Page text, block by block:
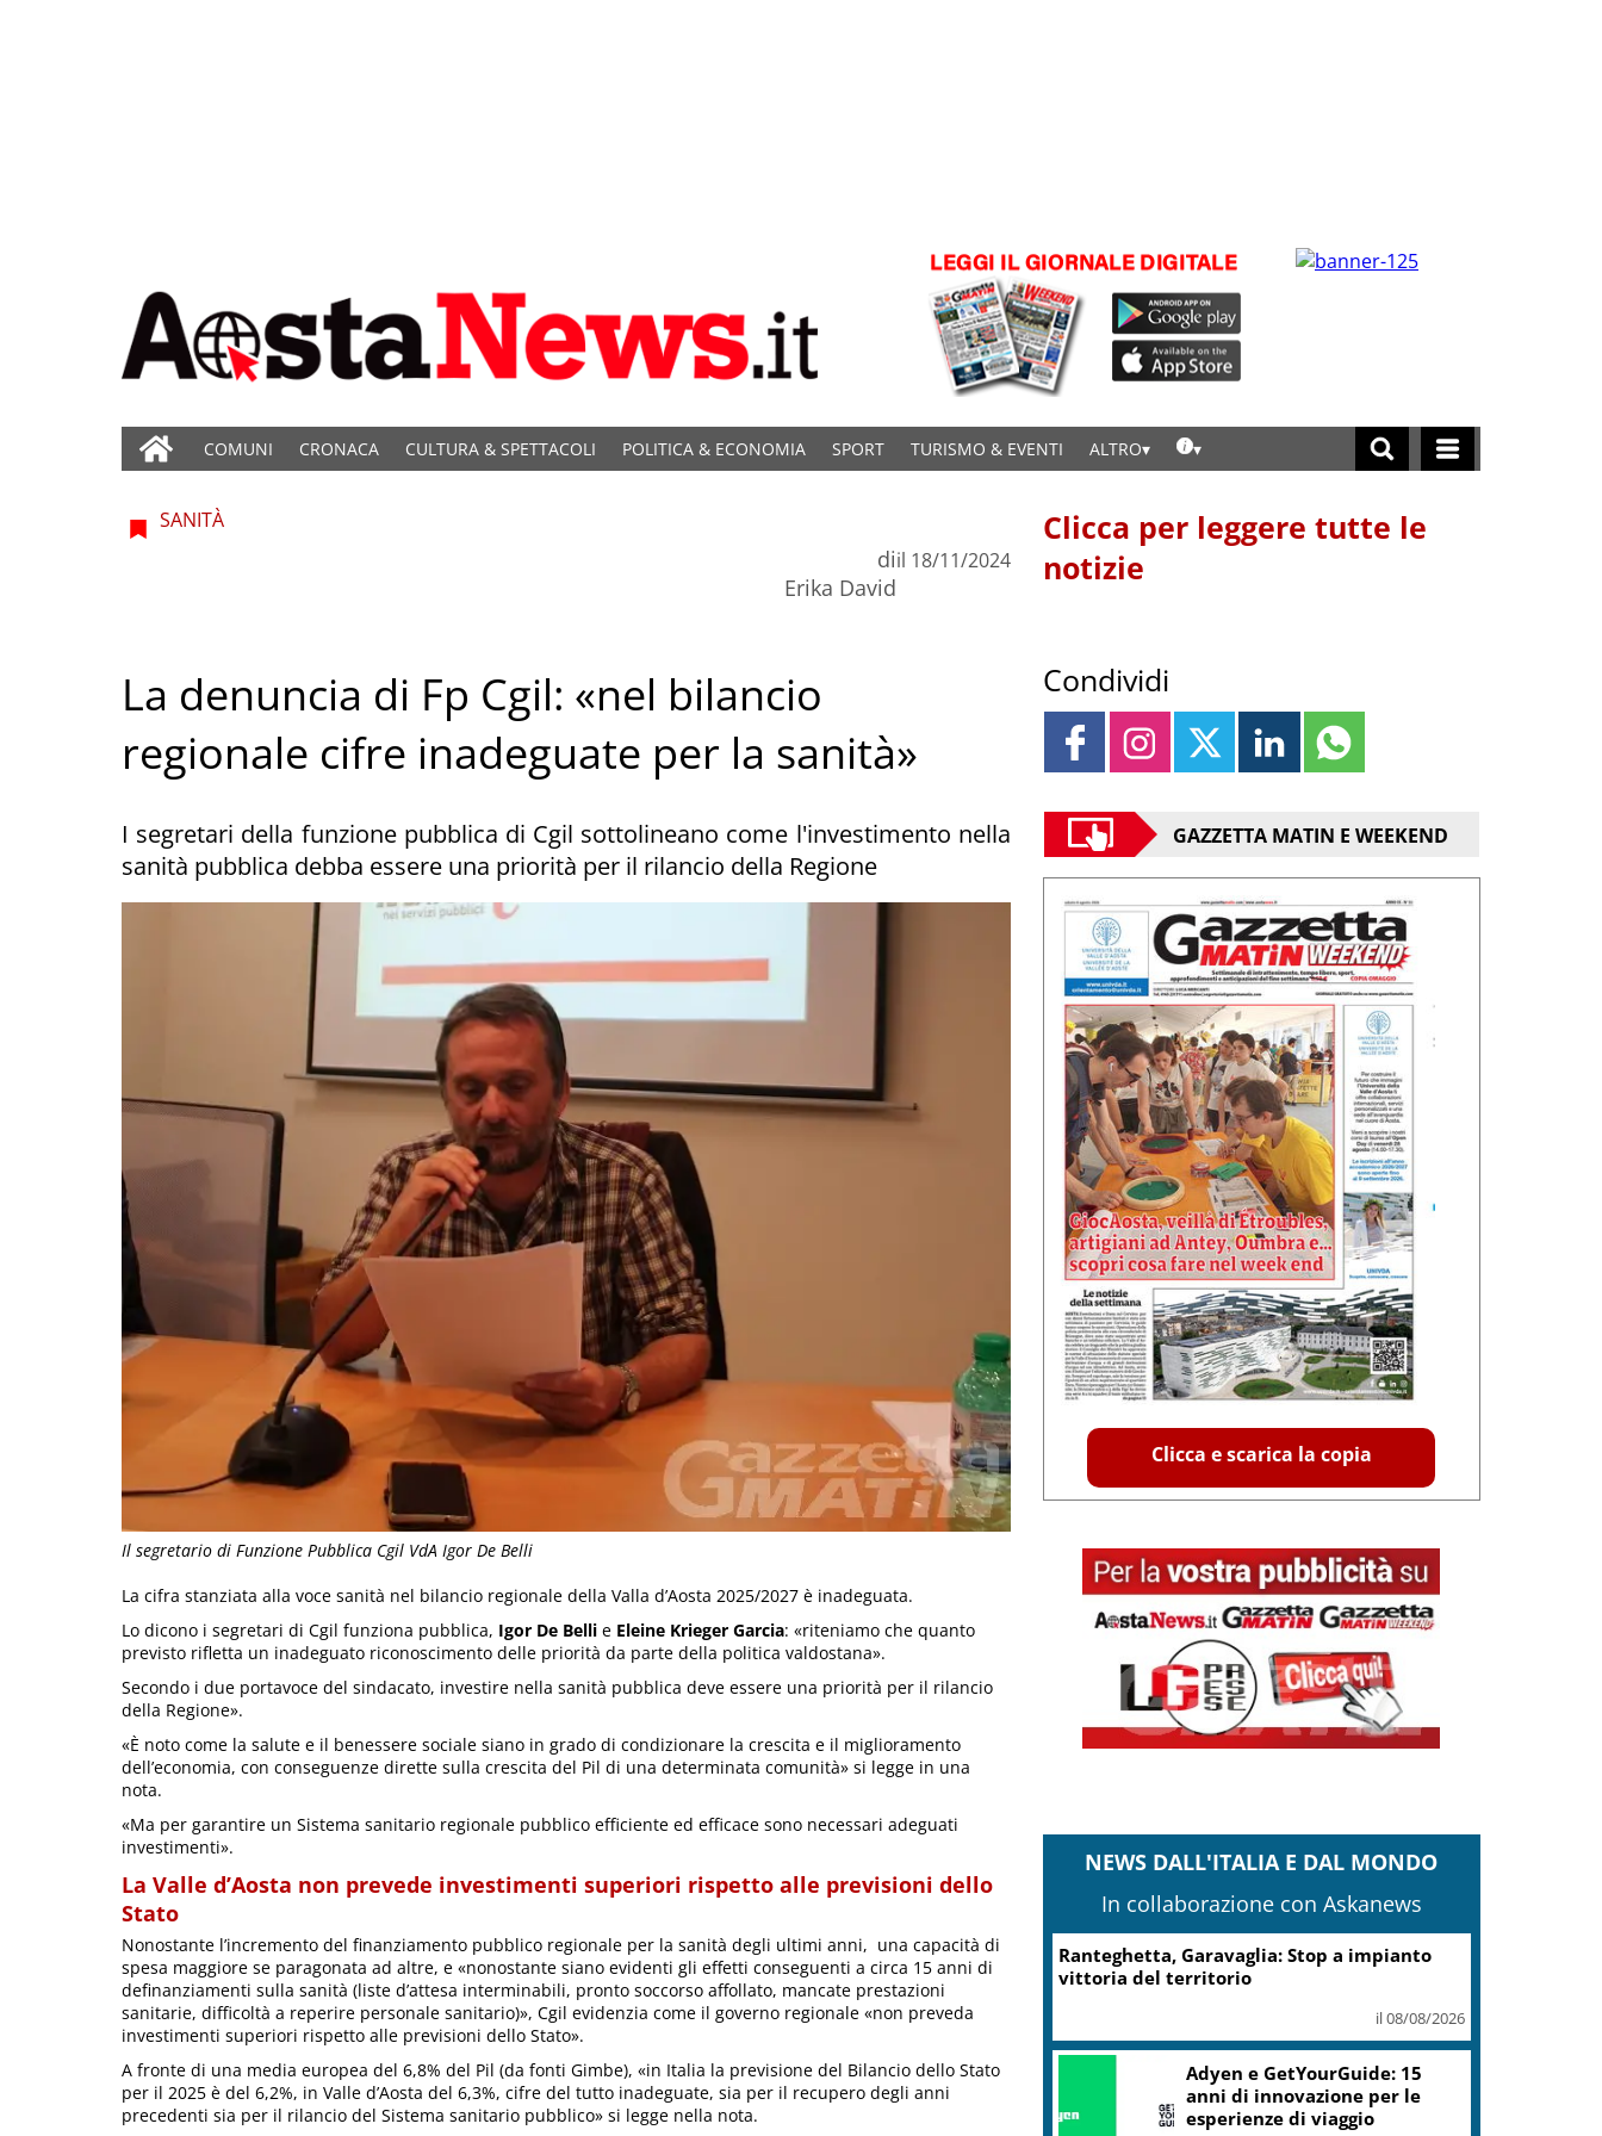
COMUNI CRONACA CULTURA & SPETTACOLI POLITICA & ECONOMIA SPORT TURISMO & EVENTI ALTRO
Il segretario di Funzione Pubblica Cgil VdA Igor De Belli
SANITÀ
di
Erika David
il 18/11/2024
La denuncia di Fp Cgil: «nel bilancio
regionale cifre inadeguate per la sanità»
I segretari della funzione pubblica di Cgil sottolineano come l'investimento nella
sanità pubblica debba essere una priorità per il rilancio della Regione
La cifra stanziata alla voce sanità nel bilancio regionale della Valla d’Aosta 2025/2027 è inadeguata.
Lo dicono i segretari di Cgil funziona pubblica, Igor De Belli e Eleine Krieger Garcia: «riteniamo che quanto
previsto rifletta un inadeguato riconoscimento delle priorità da parte della politica valdostana».
Secondo i due portavoce del sindacato, investire nella sanità pubblica deve essere una priorità per il rilancio
della Regione».
«È noto come la salute e il benessere sociale siano in grado di condizionare la crescita e il miglioramento
dell’economia, con conseguenze dirette sulla crescita del Pil di una determinata comunità» si legge in una
nota.
«Ma per garantire un Sistema sanitario regionale pubblico efficiente ed efficace sono necessari adeguati
investimenti».
La Valle d’Aosta non prevede investimenti superiori rispetto alle previsioni dello
Stato
Nonostante l’incremento del finanziamento pubblico regionale per la sanità degli ultimi anni, una capacità di
spesa maggiore se paragonata ad altre, e «nonostante siano evidenti gli effetti conseguenti a circa 15 anni di
definanziamenti sulla sanità (liste d’attesa interminabili, pronto soccorso affollato, mancate prestazioni
sanitarie, difficoltà a reperire personale sanitario)», Cgil evidenzia come il governo regionale «non preveda
investimenti superiori rispetto alle previsioni dello Stato».
A fronte di una media europea del 6,8% del Pil (da fonti Gimbe), «in Italia la previsione del Bilancio dello Stato
per il 2025 è del 6,2%, in Valle d’Aosta del 6,3%, cifre del tutto inadeguate, sia per il recupero degli anni
precedenti sia per il rilancio del Sistema sanitario pubblico» si legge nella nota.
Clicca per leggere tutte le
notizie
Condividi
GAZZETTA MATIN E WEEKEND
Clicca e scarica la copia
NEWS DALL'ITALIA E DAL MONDO
In collaborazione con Askanews
Ranteghetta, Garavaglia: Stop a impianto
vittoria del territorio
il 08/08/2026
Adyen e GetYourGuide: 15
anni di innovazione per le
esperienze di viaggio